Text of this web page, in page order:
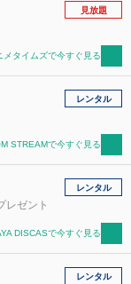
見放題
メタイムズで今すぐ見る
レンタル
STREAMで今すぐ見る
レゼント
レンタル
DISCASで今すぐ見る
レンタル